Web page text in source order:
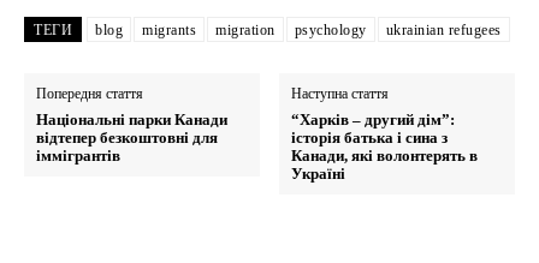
ТЕГИ blog migrants migration psychology ukrainian refugees
Попередня стаття
Національні парки Канади
відтепер безкоштовні для
іммігрантів
Наступна стаття
“Харків – другий дім”:
історія батька і сина з
Канади, які волонтерять в
Україні